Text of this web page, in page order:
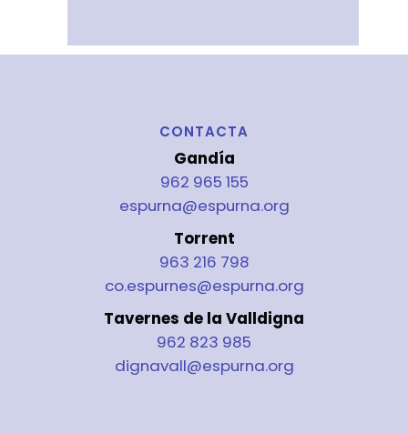
CONTACTA
Gandía
962 965 155
espurna@espurna.org
Torrent
963 216 798
co.espurnes@espurna.org
Tavernes de la Valldigna
962 823 985
dignavall@espurna.org